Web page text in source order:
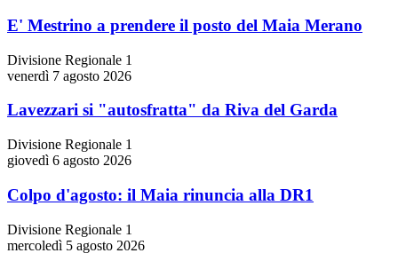
E' Mestrino a prendere il posto del Maia Merano
Divisione Regionale 1
venerdì 7 agosto 2026
Lavezzari si "autosfratta" da Riva del Garda
Divisione Regionale 1
giovedì 6 agosto 2026
Colpo d'agosto: il Maia rinuncia alla DR1
Divisione Regionale 1
mercoledì 5 agosto 2026